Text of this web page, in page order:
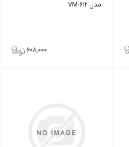
مدل VM-612
608,000